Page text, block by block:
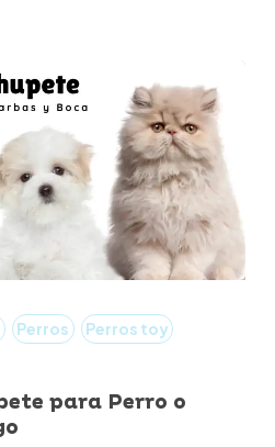
Perros
Perros toy
para Perro o